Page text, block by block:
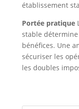
établissement
Portée pratique
stable
bénéfices. Une
sécuriser les
les doubles